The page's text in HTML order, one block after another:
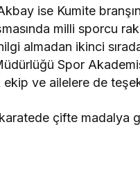
ise Kumite
milli sporcu
almadan ikinci
Spor
ve ailelere de